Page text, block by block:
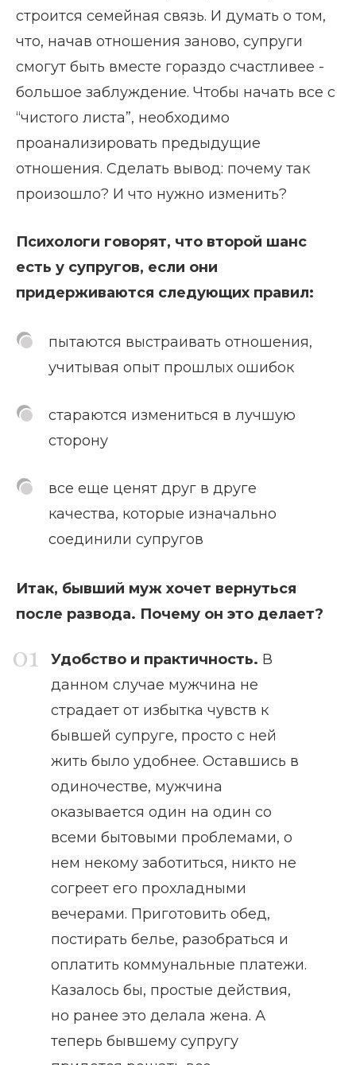
строится семейная связь. И думать о том,
что, начав отношения заново, супруги
смогут быть вместе гораздо счастливее -
большое заблуждение. Чтобы начать все с
“чистого листа”, необходимо
проанализировать предыдущие
отношения. Сделать вывод: почему так
произошло? И что нужно изменить?
Психологи говорят, что второй шанс
есть у супругов, если они
придерживаются следующих правил:
пытаются выстраивать отношения,
учитывая опыт прошлых ошибок
стараются измениться в лучшую
сторону
все еще ценят друг в друге
качества, которые изначально
соединили супругов
Итак, бывший муж хочет вернуться
после развода. Почему он это делает?
Удобство и практичность. В
данном случае мужчина не
страдает от избытка чувств к
бывшей супруге, просто с ней
жить было удобнее. Оставшись в
одиночестве, мужчина
оказывается один на один со
всеми бытовыми проблемами, о
нем некому заботиться, никто не
согреет его прохладными
вечерами. Приготовить обед,
постирать белье, разобраться и
оплатить коммунальные платежи.
Казалось бы, простые действия,
но ранее это делала жена. А
теперь бывшему супругу